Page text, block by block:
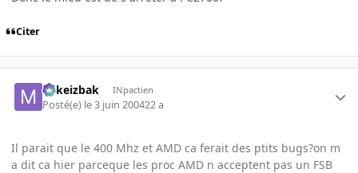
Citer
Mikeizbak INpactien
Posté(e) le 3 juin 200422 a
Il parait que le 400 Mhz et AMD ca ferait des ptits bugs?on m
a dit ca hier parceque les proc AMD n acceptent pas un FSB